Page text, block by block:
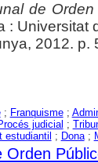
de
:
2012. p.
; Franquisme;
judicial ;
estudiantil ; Dona;
Orden